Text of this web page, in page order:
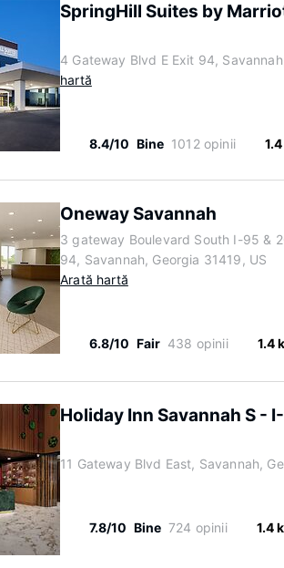
SpringHill Suites by
4 Gateway Blvd E Exit 94,
hartă
8.4/10 Bine 1012 opinii
Oneway Savannah
3 gateway Boulevard South I-95 &
94, Savannah, Georgia 31419, US
Arată hartă
6.8/10 Fair 438 opinii 1.4
Holiday Inn Savannah S -
11 Gateway Blvd East, Savannah,
7.8/10 Bine 724 opinii 1.4